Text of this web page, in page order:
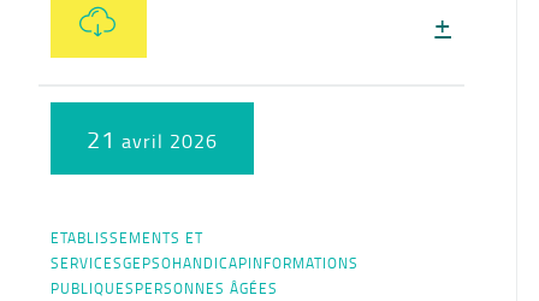
+
21 avril 2026
ETABLISSEMENTS ET
SERVICESGEPSOHANDICAPINFORMATIONS
PUBLIQUESPERSONNES ÂGÉES